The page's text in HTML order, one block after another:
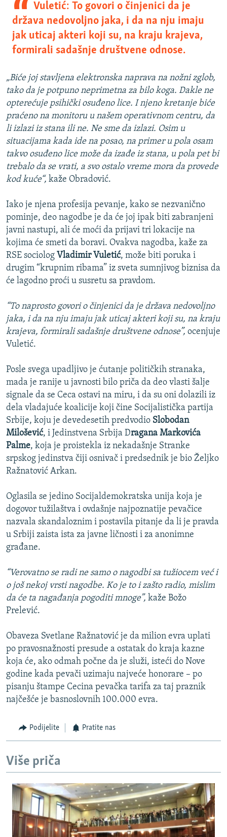
Vuletić: To govori o činjenici da je
država nedovoljno jaka, i da na nju imaju
jak uticaj akteri koji su, na kraju krajeva,
formirali sadašnje društvene odnose.
„Biće joj stavljena elektronska naprava na nožni zglob,
tako da je potpuno neprimetna za bilo koga. Dakle ne
opterećuje psihički osuđeno lice. I njeno kretanje biće
praćeno na monitoru u našem operativnom centru, da
li izlazi iz stana ili ne. Ne sme da izlazi. Osim u
situacijama kada ide na posao, na primer u pola osam
takvo osuđeno lice može da izađe iz stana, u pola pet bi
trebalo da se vrati, a svo ostalo vreme mora da provede
kod kuće“, kaže Obradović.
Iako je njena profesija pevanje, kako se nezvanično
pominje, deo nagodbe je da će joj ipak biti zabranjeni
javni nastupi, ali će moći da prijavi tri lokacije na
kojima će smeti da boravi. Ovakva nagodba, kaže za
RSE sociolog Vladimir Vuletić, može biti poruka i
drugim “krupnim ribama” iz sveta sumnjivog biznisa da
će lagodno proći u susretu sa pravdom.
“To naprosto govori o činjenici da je država nedovoljno
jaka, i da na nju imaju jak uticaj akteri koji su, na kraju
krajeva, formirali sadašnje društvene odnose”, ocenjuje
Vuletić.
Posle svega upadljivo je ćutanje političkih stranaka,
mada je ranije u javnosti bilo priča da deo vlasti šalje
signale da se Ceca ostavi na miru, i da su oni dolazili iz
dela vladajuće koalicije koji čine Socijalistička partija
Srbije, koju je devedesetih predvodio Slobodan
Milošević, i Jedinstvena Srbija Dragana Markovića
Palme, koja je proistekla iz nekadašnje Stranke
srpskog jedinstva čiji osnivač i predsednik je bio Željko
Ražnatović Arkan.
Oglasila se jedino Socijaldemokratska unija koja je
dogovor tužilaštva i ovdašnje najpoznatije pevačice
nazvala skandaloznim i postavila pitanje da li je pravda
u Srbiji zaista ista za javne ličnosti i za anonimne
građane.
“Verovatno se radi ne samo o nagodbi sa tužiocem već i
o još nekoj vrsti nagodbe. Ko je to i zašto radio, mislim
da će ta nagađanja pogoditi mnoge”, kaže Božo
Prelević.
Obaveza Svetlane Ražnatović je da milion evra uplati
po pravosnažnosti presude a ostatak do kraja kazne
koja će, ako odmah počne da je služi, isteći do Nove
godine kada pevači uzimaju najveće honorare – po
pisanju štampe Cecina pevačka tarifa za taj praznik
najčešće je basnoslovnih 100.000 evra.
Podijelite Pratite nas
Više priča